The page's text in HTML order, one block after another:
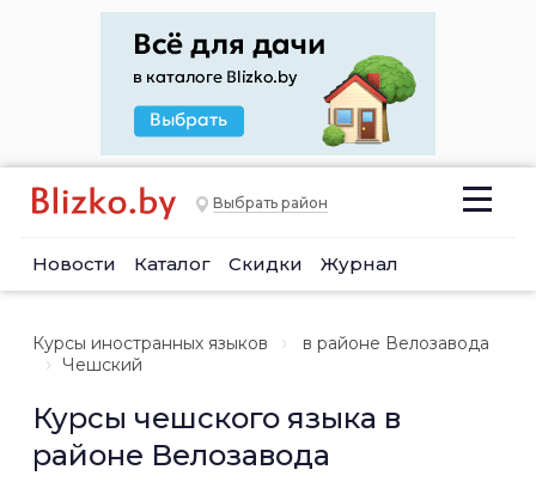
Выбрать район
Новости Каталог Скидки Журнал
Курсы иностранных языков
в районе Велозавода
Чешский
Курсы чешского языка в
районе Велозавода